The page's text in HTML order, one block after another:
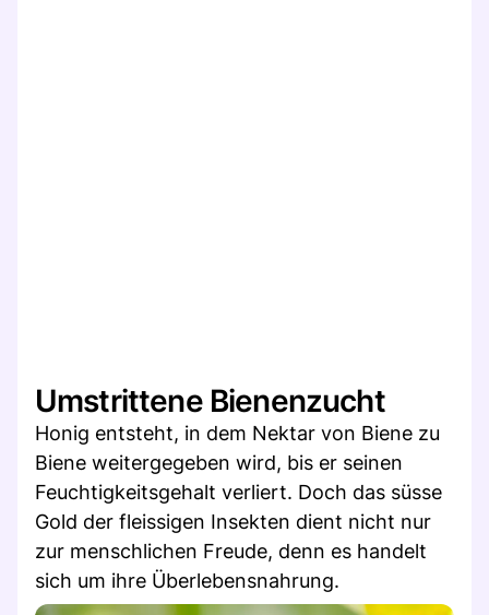
Umstrittene Bienenzucht
Honig entsteht, in dem Nektar von Biene zu
Biene weitergegeben wird, bis er seinen
Feuchtigkeitsgehalt verliert. Doch das süsse
Gold der fleissigen Insekten dient nicht nur
zur menschlichen Freude, denn es handelt
sich um ihre Überlebensnahrung.